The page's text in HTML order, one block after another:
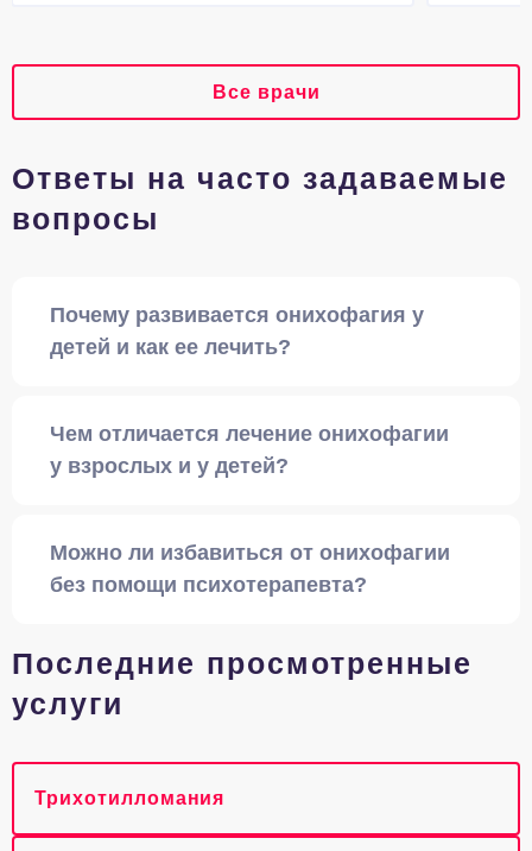
Все врачи
Ответы на часто задаваемые
вопросы
Почему развивается онихофагия у
детей и как ее лечить?
Чем отличается лечение онихофагии
у взрослых и у детей?
Можно ли избавиться от онихофагии
без помощи психотерапевта?
Последние просмотренные
услуги
Трихотилломания